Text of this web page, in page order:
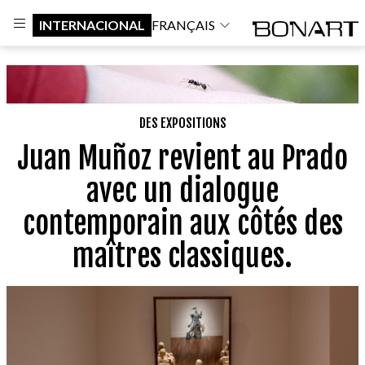
INTERNACIONAL FRANÇAIS
DES EXPOSITIONS
Juan Muñoz revient au Prado
avec un dialogue
contemporain aux côtés des
maîtres classiques.